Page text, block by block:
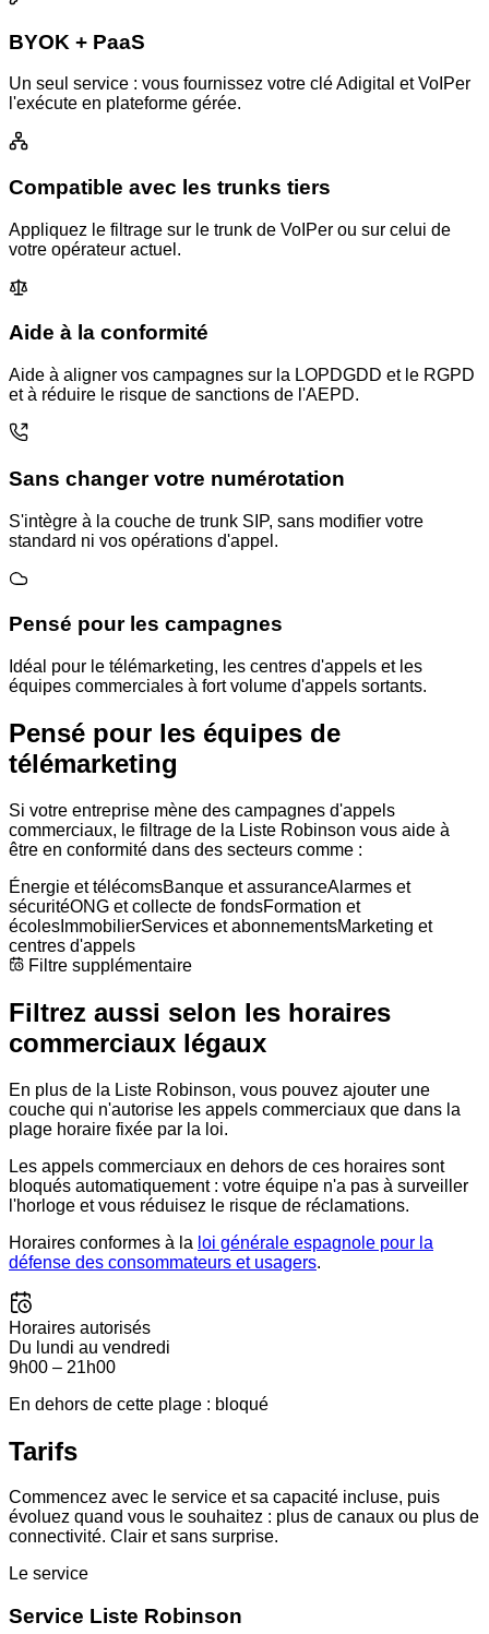
BYOK + PaaS
Un seul service : vous fournissez votre clé Adigital et VoIPer
l'exécute en plateforme gérée.
Compatible avec les trunks tiers
Appliquez le filtrage sur le trunk de VoIPer ou sur celui de
votre opérateur actuel.
Aide à la conformité
Aide à aligner vos campagnes sur la LOPDGDD et le RGPD
et à réduire le risque de sanctions de l'AEPD.
Sans changer votre numérotation
S'intègre à la couche de trunk SIP, sans modifier votre
standard ni vos opérations d'appel.
Pensé pour les campagnes
Idéal pour le télémarketing, les centres d'appels et les
équipes commerciales à fort volume d'appels sortants.
Pensé pour les équipes de
télémarketing
Si votre entreprise mène des campagnes d'appels
commerciaux, le filtrage de la Liste Robinson vous aide à
être en conformité dans des secteurs comme :
Énergie et télécomsBanque et assuranceAlarmes et
sécuritéONG et collecte de fondsFormation et
écoles ImmobilierServices et abonnementsMarketing et
centres d'appels
Filtre supplémentaire
Filtrez aussi selon les horaires
commerciaux légaux
En plus de la Liste Robinson, vous pouvez ajouter une
couche qui n'autorise les appels commerciaux que dans la
plage horaire fixée par la loi.
Les appels commerciaux en dehors de ces horaires sont
bloqués automatiquement : votre équipe n'a pas à surveiller
l'horloge et vous réduisez le risque de réclamations.
Horaires conformes à la loi générale espagnole pour la
défense des consommateurs et usagers.
Horaires autorisés
Du lundi au vendredi
9h00 – 21h00
En dehors de cette plage : bloqué
Tarifs
Commencez avec le service et sa capacité incluse, puis
évoluez quand vous le souhaitez : plus de canaux ou plus de
connectivité. Clair et sans surprise.
Le service
Service Liste Robinson